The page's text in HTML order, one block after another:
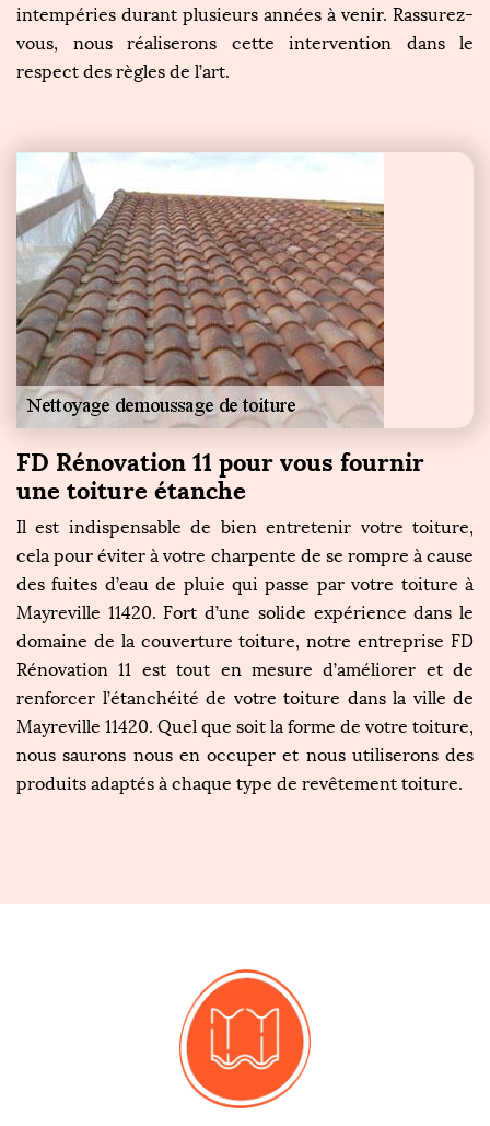
intempéries durant plusieurs années à venir. Rassurez-
vous, nous réaliserons cette intervention dans le
respect des règles de l’art.
FD Rénovation 11 pour vous fournir
une toiture étanche
Il est indispensable de bien entretenir votre toiture,
cela pour éviter à votre charpente de se rompre à cause
des fuites d’eau de pluie qui passe par votre toiture à
Mayreville 11420. Fort d’une solide expérience dans le
domaine de la couverture toiture, notre entreprise FD
Rénovation 11 est tout en mesure d’améliorer et de
renforcer l’étanchéité de votre toiture dans la ville de
Mayreville 11420. Quel que soit la forme de votre toiture,
nous saurons nous en occuper et nous utiliserons des
produits adaptés à chaque type de revêtement toiture.